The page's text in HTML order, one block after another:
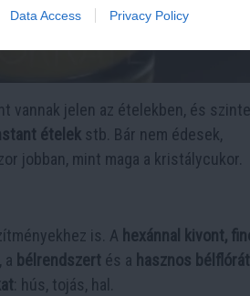
Data Access Privacy Policy
vannak jelen az ételekben, és szinte
ételek stb. Bár nem édesek,
jobban, mint maga a kristálycukor.
is. A hexánnal kivont,
, a bélrendszert és a hasznos bélflórát
: hús, tojás, hal.